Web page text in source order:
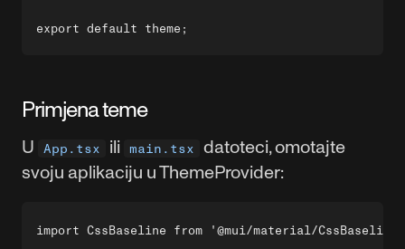
Primjena teme
U App.tsx ili main.tsx
datoteci, omotajte
svoju aplikaciju u ThemeProvider:
import CssBaseline from '@mui/material/